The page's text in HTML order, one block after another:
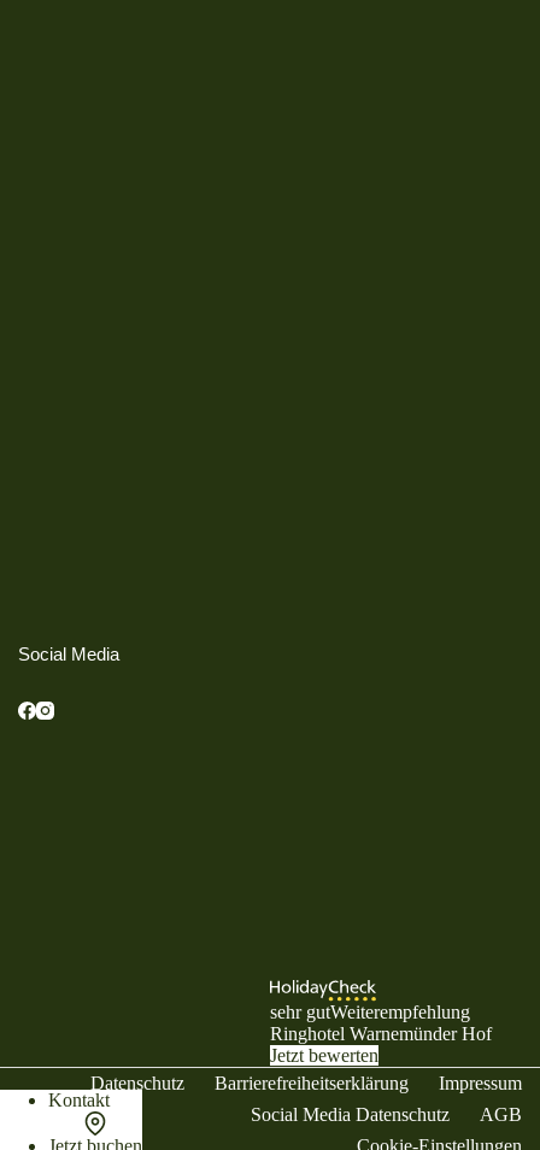
Social Media
sehr gutWeiterempfehlung
Ringhotel Warnemünder Hof
Jetzt bewerten
Datenschutz
Barrierefreiheitserklärung
Impressum
Social Media Datenschutz
AGB
Cookie-Einstellungen
Kontakt
Jetzt buchen